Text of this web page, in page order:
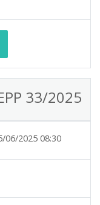
33/2025
06/2025 08:30